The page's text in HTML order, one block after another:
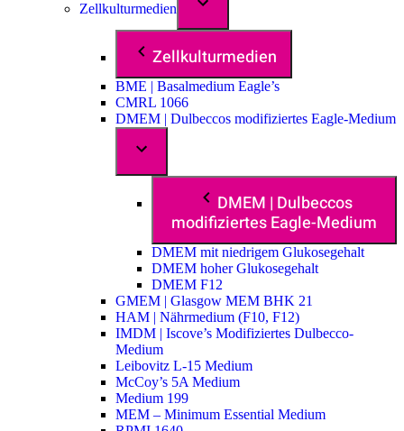
Zellkulturmedien
Zellkulturmedien
BME | Basalmedium Eagle’s
CMRL 1066
DMEM | Dulbeccos modifiziertes Eagle-Medium
DMEM | Dulbeccos
modifiziertes Eagle-Medium
DMEM mit niedrigem Glukosegehalt
DMEM hoher Glukosegehalt
DMEM F12
GMEM | Glasgow MEM BHK 21
HAM | Nährmedium (F10, F12)
IMDM | Iscove’s Modifiziertes Dulbecco-
Medium
Leibovitz L-15 Medium
McCoy’s 5A Medium
Medium 199
MEM – Minimum Essential Medium